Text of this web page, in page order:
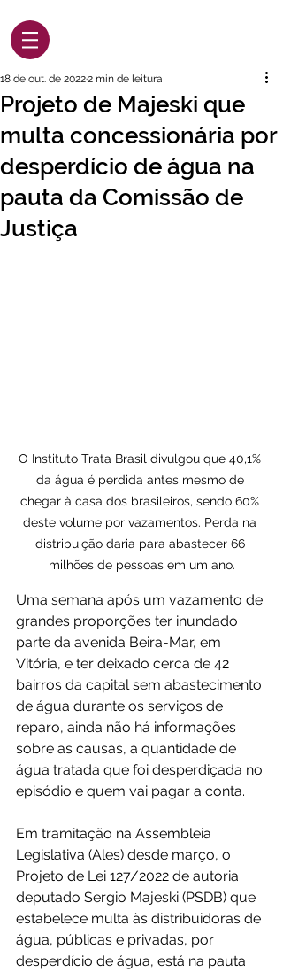
Projeto de Majeski que
multa concessionária por
desperdício de água na
pauta da Comissão de
Justiça
18 de out. de 20222 min de leitura
O Instituto Trata Brasil divulgou que 40,1%
da água é perdida antes mesmo de
chegar à casa dos brasileiros, sendo 60%
deste volume por vazamentos. Perda na
distribuição daria para abastecer 66
milhões de pessoas em um ano.
Uma semana após um vazamento de
grandes proporções ter inundado
parte da avenida Beira-Mar, em
Vitória, e ter deixado cerca de 42
bairros da capital sem abastecimento
de água durante os serviços de
reparo, ainda não há informações
sobre as causas, a quantidade de
água tratada que foi desperdiçada no
episódio e quem vai pagar a conta.
Em tramitação na Assembleia
Legislativa (Ales) desde março, o
Projeto de Lei 127/2022 de autoria
deputado Sergio Majeski (PSDB) que
estabelece multa às distribuidoras de
água, públicas e privadas, por
desperdício de água, está na pauta